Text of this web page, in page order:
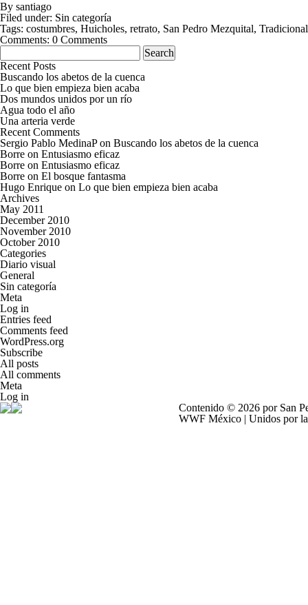
By santiago
Filed under: Sin categoría
Tags: costumbres, Huicholes, retrato, San Pedro Mezquital, Tradicional
Comments: 0 Comments
Search
for:
Recent Posts
Buscando los abetos de la cuenca
Lo que bien empieza bien acaba
Dos mundos unidos por un río
Agua todo el año
Una arteria verde
Recent Comments
Sergio Pablo MedinaPon Buscando los abetos de la cuenca
Borre on Entusiasmo eficaz
Borre on Entusiasmo eficaz
Borre on El bosque fantasma
Hugo Enrique on Lo que bien empieza bien acaba
Archives
May 2011
December 2010
November 2010
October 2010
Categories
Diario visual
General
Sin categoría
Meta
Log in
Entries feed
Comments feed
WordPress.org
Subscribe
All posts
All comments
Meta
Log in
Contenido © 2026 por San
WWF México | Unidos por